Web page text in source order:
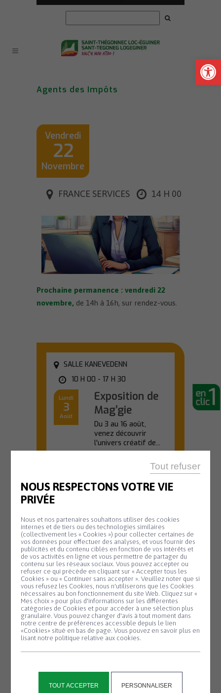
Panneau de gestion des cookies
NOUS RESPECTONS VOTRE VIE
PRIVÉE
Nous et nos partenaires souhaitons utiliser des cookies
internes et de tiers ou des technologies similaires
(collectivement les « Cookies ») pour collecter certaines de
vos données pour effectuer des analyses, et vous fournir des
publicités et du contenu ciblés en fonction de vos intérêts et
de vos activités en ligne et vous permettre de partager du
contenu sur les réseaux sociaux. Vous pouvez accepter ou
refuser ce qui précède en cliquant sur « Accepter tous les
Cookies » ou « Continuer sans accepter ». Veuillez noter que si
vous refusez les Cookies, nous n'utiliserons que les Cookies
nécessaires au bon fonctionnement du site Web. Cliquez sur «
Mes choix » pour plus d'informations sur les différentes
catégories de Cookies et pour accéder à une sélection plus
granulaire. Vous pouvez changer d'avis à tout moment dans
notre centre de préférences accessible depuis le lien
«Cookies» situé en bas de page. Vous pouvez en savoir plus en
lisant notre politique relative aux cookies.
TOUT ACCEPTER
Tout refuser
PERSONNALISER
Ouvrir
Agents des Impôts
Vendredi
22
Novembre
FRANCE SERVICES 14 H 00
Prochaine permanence : vendredi 22
novembre, de 14h à 16h, sur rendez-vous.
SALLE KANEVEDENN
10 H 00 - 17 H 30
Lundi
3
Août
Exposition de
Mag’gie
Du 3 au 16 août,
venez découvrir
l'univers créatif de...
20 H 45
Mardi
11
Août
Animation
biodiversité –
Nuit de la
chauve-souris
#2
Partez à la
découverte des
chauves-souris lors
d'une sortie nature...
En savoir plus